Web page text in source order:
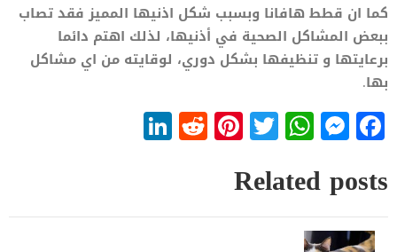
كما ان قطط هافانا وبسبب شكل اذنيها المميز فقد تصاب
ببعض المشاكل الصحية في أذنيها، لذلك اهتم دائما
برعايتها و تنظيفها بشكل دوري، لوقايته من اي مشاكل
بها.
Facebook
Messenger
WhatsApp
Twitter
Pinterest
Reddit
Related posts